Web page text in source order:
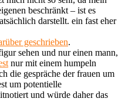
beschränkt – ist es
darstellt. ein fast eher
geschrieben.
sehen und nur einen mann,
nur mit einem humpeln
die gespräche der frauen um
um potentielle
und würde daher das